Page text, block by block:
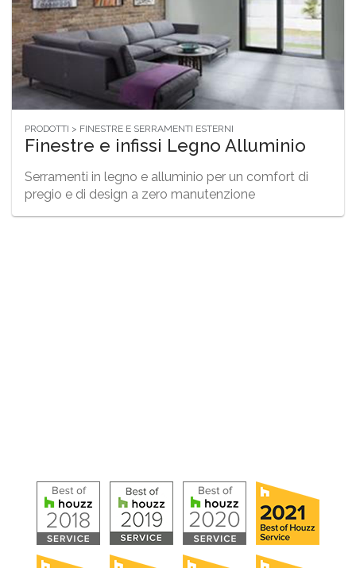
PRODOTTI > FINESTRE E SERRAMENTI ESTERNI
Finestre e infissi Legno Alluminio
Serramenti in legno e alluminio per un comfort di
pregio e di design a zero manutenzione